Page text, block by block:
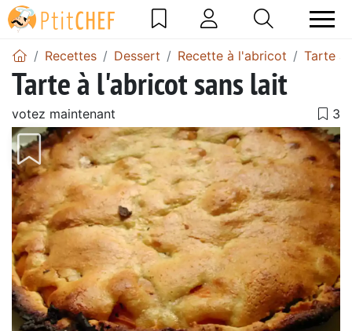
Recettes Dessert Recette à l'abricot Tarte
Tarte à l'abricot sans lait
votez maintenant